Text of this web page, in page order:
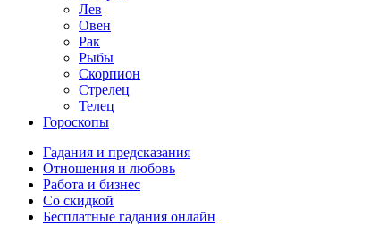
Лев
Овен
Рак
Рыбы
Скорпион
Стрелец
Телец
Гороскопы
Гадания и предсказания
Отношения и любовь
Работа и бизнес
Со скидкой
Бесплатные гадания онлайн